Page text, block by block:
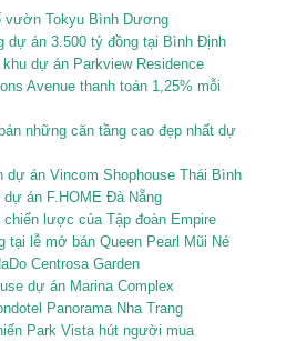
vườn Tokyu Bình Dương
dự án 3.500 tỷ đồng tại Bình Định
dự án Parkview Residence
Avenue thanh toán 1,25% mỗi
những căn tầng cao đẹp nhất dự
án Vincom Shophouse Thái Bình
án F.HOME Đà Nẵng
chiến lược của Tập đoàn Empire
tại lễ mở bán Queen Pearl Mũi Né
Centrosa Garden
dự án Marina Complex
Panorama Nha Trang
Park Vista hút người mua